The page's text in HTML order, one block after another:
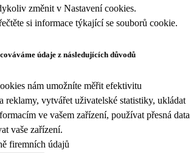
změnit v Nastavení cookies.
si informace týkající se souborů cookie.
údaje z následujících důvodů
nám umožníte měřit efektivitu
reklamy, vytvářet uživatelské statistiky, ukládat
ve vašem zařízení, používat přesná data
vaše zařízení.
firemních údajů